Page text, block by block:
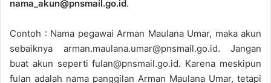
nama_akun@pnsmail.go.id.
Contoh : Nama pegawai Arman Maulana Umar, maka akun
sebaiknya arman.maulana.umar@pnsmail.go.id. Jangan
buat akun seperti fulan@pnsmail.go.id. Karena meskipun
fulan adalah nama panggilan Arman Maulana Umar, tetapi